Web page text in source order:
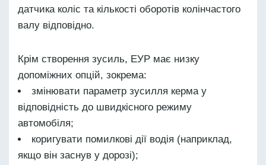
датчика коліс та кількості оборотів колінчастого
валу відповідно.
Крім створення зусиль, ЕУР має низку
допоміжних опцій, зокрема:
змінювати параметр зусилля керма у
відповідність до швидкісного режиму
автомобіля;
коригувати помилкові дії водія (наприклад,
якщо він заснув у дорозі);